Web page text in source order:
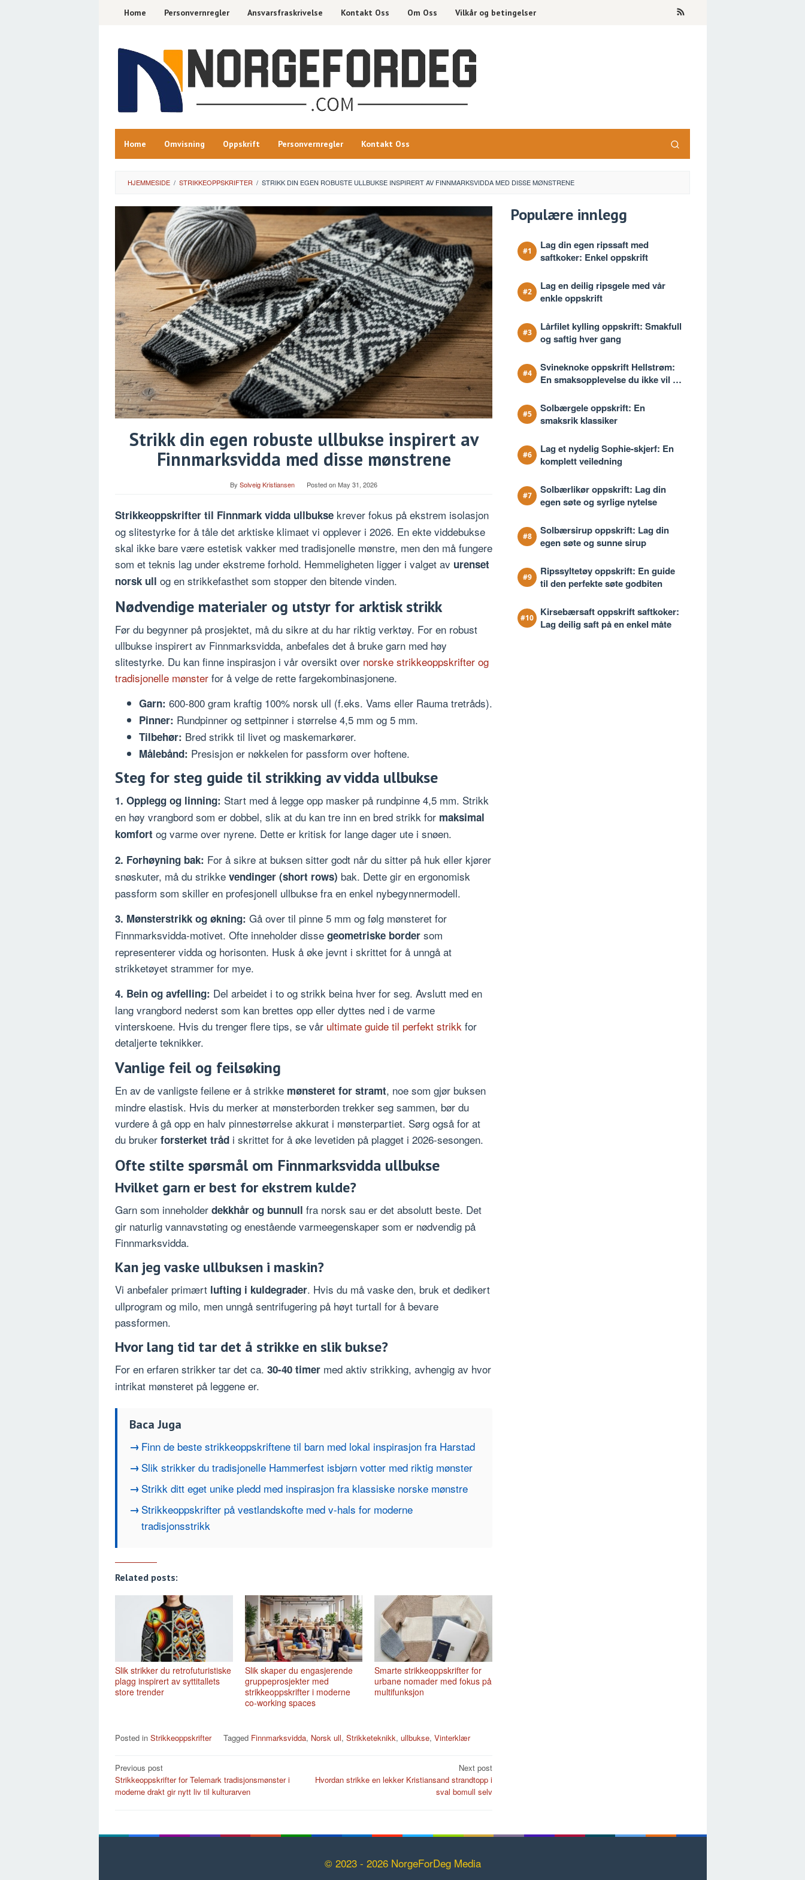
Home Personvernregler Ansvarsfraskrivelse Kontakt Oss Om Oss Vilkår og betingelser
Home Omvisning Oppskrift Personvernregler Kontakt Oss
HJEMMESIDE / STRIKKEOPPSKRIFTER / STRIKK DIN EGEN ROBUSTE ULLBUKSE INSPIRERT AV FINNMARKSVIDDA MED DISSE MØNSTRENE
Strikk din egen robuste ullbukse inspirert av
Finnmarksvidda med disse mønstrene
By Solveig Kristiansen Posted onMay 31, 2026
Strikkeoppskrifter til Finnmark vidda ullbukse krever fokus på ekstrem isolasjon
og slitestyrke for å tåle det arktiske klimaet vi opplever i 2026. En ekte viddebukse
skal ikke bare være estetisk vakker med tradisjonelle mønstre, men den må fungere
som et teknis lag under ekstreme forhold. Hemmeligheten ligger i valget av urenset
norsk ull og en strikkefasthet som stopper den bitende vinden.
Nødvendige materialer og utstyr for arktisk strikk
Før du begynner på prosjektet, må du sikre at du har riktig verktøy. For en robust
ullbukse inspirert av Finnmarksvidda, anbefales det å bruke garn med høy
slitestyrke. Du kan finne inspirasjon i vår oversikt over norske strikkeoppskrifter og
tradisjonelle mønster for å velge de rette fargekombinasjonene.
Garn: 600-800 gram kraftig 100% norsk ull (f.eks. Vams eller Rauma tretråds).
Pinner: Rundpinner og settpinner i størrelse 4,5 mm og 5 mm.
Tilbehør: Bred strikk til livet og maskemarkører.
Målebånd: Presisjon er nøkkelen for passform over hoftene.
Steg for steg guide til strikking av vidda ullbukse
1. Opplegg og linning: Start med å legge opp masker på rundpinne 4,5 mm. Strikk
en høy vrangbord som er dobbel, slik at du kan tre inn en bred strikk for maksimal
komfort og varme over nyrene. Dette er kritisk for lange dager ute i snøen.
2. Forhøyning bak: For å sikre at buksen sitter godt når du sitter på huk eller kjører
snøskuter, må du strikke vendinger (short rows) bak. Dette gir en ergonomisk
passform som skiller en profesjonell ullbukse fra en enkel nybegynnermodell.
3. Mønsterstrikk og økning: Gå over til pinne 5 mm og følg mønsteret for
Finnmarksvidda-motivet. Ofte inneholder disse geometriske border som
representerer vidda og horisonten. Husk å øke jevnt i skrittet for å unngå at
strikketøyet strammer for mye.
4. Bein og avfelling: Del arbeidet i to og strikk beina hver for seg. Avslutt med en
lang vrangbord nederst som kan brettes opp eller dyttes ned i de varme
vinterskoene. Hvis du trenger flere tips, se vår ultimate guide til perfekt strikk for
detaljerte teknikker.
Vanlige feil og feilsøking
En av de vanligste feilene er å strikke mønsteret for stramt, noe som gjør buksen
mindre elastisk. Hvis du merker at mønsterborden trekker seg sammen, bør du
vurdere å gå opp en halv pinnestørrelse akkurat i mønsterpartiet. Sørg også for at
du bruker forsterket tråd i skrittet for å øke levetiden på plagget i 2026-sesongen.
Ofte stilte spørsmål om Finnmarksvidda ullbukse
Hvilket garn er best for ekstrem kulde?
Garn som inneholder dekkhår og bunnull fra norsk sau er det absolutt beste. Det
gir naturlig vannavstøting og enestående varmeegenskaper som er nødvendig på
Finnmarksvidda.
Kan jeg vaske ullbuksen i maskin?
Vi anbefaler primært lufting i kuldegrader. Hvis du må vaske den, bruk et dedikert
ullprogram og milo, men unngå sentrifugering på høyt turtall for å bevare
passformen.
Hvor lang tid tar det å strikke en slik bukse?
For en erfaren strikker tar det ca. 30-40 timer med aktiv strikking, avhengig av hvor
intrikat mønsteret på leggene er.
Baca Juga
Finn de beste strikkeoppskriftene til barn med lokal inspirasjon fra Harstad
Slik strikker du tradisjonelle Hammerfest isbjørn votter med riktig mønster
Strikk ditt eget unike pledd med inspirasjon fra klassiske norske mønstre
Strikkeoppskrifter på vestlandskofte med v-hals for moderne
tradisjonsstrikk
Related posts:
Slik strikker du retrofuturistiske
plagg inspirert av syttitallets
store trender
Slik skaper du engasjerende
gruppeprosjekter med
strikkeoppskrifter i moderne
co-working spaces
Smarte strikkeoppskrifter for
urbane nomader med fokus på
multifunksjon
Posted in Strikkeoppskrifter Tagged Finnmarksvidda, Norsk ull, Strikketeknikk, ullbukse, Vinterklær
Post
navigation
Previous post
Strikkeoppskrifter for Telemark tradisjonsmønster i
moderne drakt gir nytt liv til kulturarven
Next post
Hvordan strikke en lekker Kristiansand strandtopp i
sval bomull selv
Populære innlegg
Lag din egen ripssaft med
saftkoker: Enkel oppskrift
Lag en deilig ripsgele med vår
enkle oppskrift
Lårfilet kylling oppskrift: Smakfull
og saftig hver gang
Svineknoke oppskrift Hellstrøm:
En smaksopplevelse du ikke vil gå
Solbærgele oppskrift: En
smaksrik klassiker
Lag et nydelig Sophie-skjerf: En
komplett veiledning
Solbærlikør oppskrift: Lag din
egen søte og syrlige nytelse
Solbærsirup oppskrift: Lag din
egen søte og sunne sirup
Ripssyltetøy oppskrift: En guide
til den perfekte søte godbiten
Kirsebærsaft oppskrift saftkoker:
Lag deilig saft på en enkel måte
© 2023 - 2026 NorgeForDeg Media